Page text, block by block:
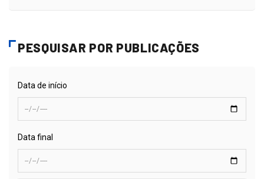
PESQUISAR POR PUBLICAÇÕES
Data de início
Data final